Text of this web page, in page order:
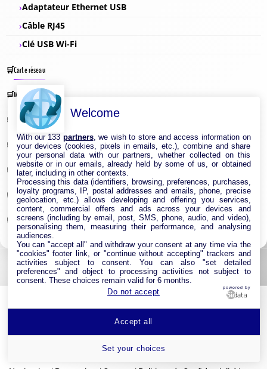
Adaptateur Ethernet USB
Câble RJ45
Clé USB Wi-Fi
Carte réseau
Module CPL
Point d’accès Internet Wi-Fi
Répéteur Wifi
Routeur Internet
Switches & Hubs Réseau
Système WIFI Mesh
Welcome
With our 133 partners, we wish to store and access information on
your devices (cookies, pixels in emails, etc.), combine and share
your personal data with our partners, whether collected on this
website or in our emails, already held by some of us, or obtained
later, including in other contexts.
Processing this data (identifiers, browsing, preferences, purchases,
loyalty programs, IP, postal addresses and emails, phone, precise
geolocation, etc.) allows developing and offering you services,
content, commercial offers and ads across your devices and
screens (including by email, post, SMS, phone, audio, and video),
personalising them, measuring their performance, and analysing
audiences.
You can "accept all" and withdraw your consent at any time via the
"cookies" footer link, or "continue without accepting" trackers and
activities subject to consent. You can also "set detailed
preferences" and object to processing activities not subject to
consent. These choices remain valid for 6 months.
Do not accept
powered by
Set your choices
Accept all